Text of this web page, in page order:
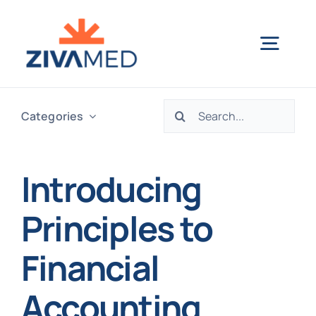
content
ZivaMed Home
Apply Now
Categories
Search
Introducing
Principles to
Financial